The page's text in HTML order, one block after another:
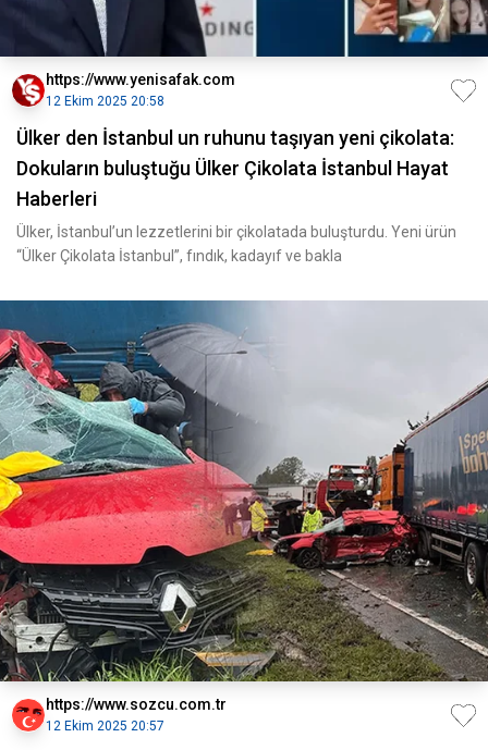
https://www.yenisafak.com
12 Ekim 2025 20:58
Ülker den İstanbul un ruhunu taşıyan yeni çikolata:
Dokuların buluştuğu Ülker Çikolata İstanbul Hayat
Haberleri
Ülker, İstanbul’un lezzetlerini bir çikolatada buluşturdu. Yeni ürün
“Ülker Çikolata İstanbul”, fındık, kadayıf ve bakla
https://www.sozcu.com.tr
12 Ekim 2025 20:57